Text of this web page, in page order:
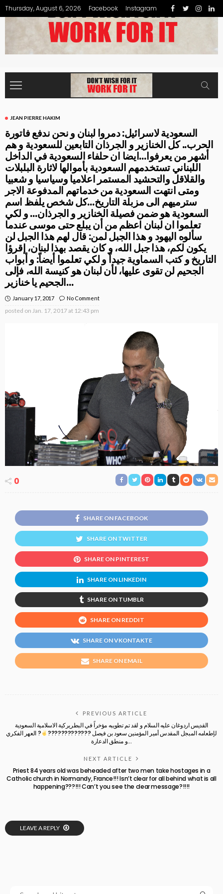
Thursday, August 6, 2026 Facebook Instagram
JEAN PIERRE HAKIM
السعودية لاسرائيل: دمروا لبنان و نحن ندفع فاتورة
الحرب.. كل الخنازير و الجرذان التابعين للسعودية و هم
أشهر من يعرفوا…ايضا ان حلفاء السعودية في الداخل
اللبناني تستخدمهم السعودية بأموالها لاثارة البلبلات
والقلاقل والتحشيد المستمر اعلاميا وسياسيا و شعبيا
ومتى انتهت السعودية من خدماتهم المدفوعة الاجر
سترميهم الى مزبلة التاريخ…كل شخص يلفظ اسم
السعودية هو ضمن فصيلة الخنازير و الجرذان… و لكي
تعلموا ان لبنان اعظم من أن يبلع حتى موسى عندما
سألوه اليهود و هذا الجبل لمن: قال لهم هذا الجبل لن
يكون لكم، هذا جبل الله، و كان يقصد بهذا لبنان، إقرؤا
التاريخ و كتب السماوية جيداً و لكي تعلموا أيضاً: و أبواب
الجحيم لن تقوى عليها، لأن لبنان هو كنيسة الله، فإلى
الجحيم يا خنازير…
January 17, 2017 No Comment
posted on Jan. 17, 2017 at 12:43 pm
0
SHARE ON FACEBOOK
SHARE ON TWITTER
SHARE ON PINTEREST
SHARE ON LINKEDIN
SHARE ON TUMBLR
SHARE ON REDDIT
SHARE ON VKONTAKTE
SHARE ON EMAIL
PREVIOUS ARTICLE
القديس اردوغان عليه السلام و لقد تم تطويبه مؤخراً في البطريركية الاسلامية السعودية
لإطعامه المبجل المقدس أمير المؤمنين سعود بن فيصل ?????????????
?العهر الفكري
و منطق الدعارة…
NEXT ARTICLE
Priest 84 years old was beheaded after two men take hostages in a
Catholic church in Normandy, France!!! Isn’t clear for all behind what is all
happening???!!! Can’t you see the clear message?!!!!
LEAVE A REPLY